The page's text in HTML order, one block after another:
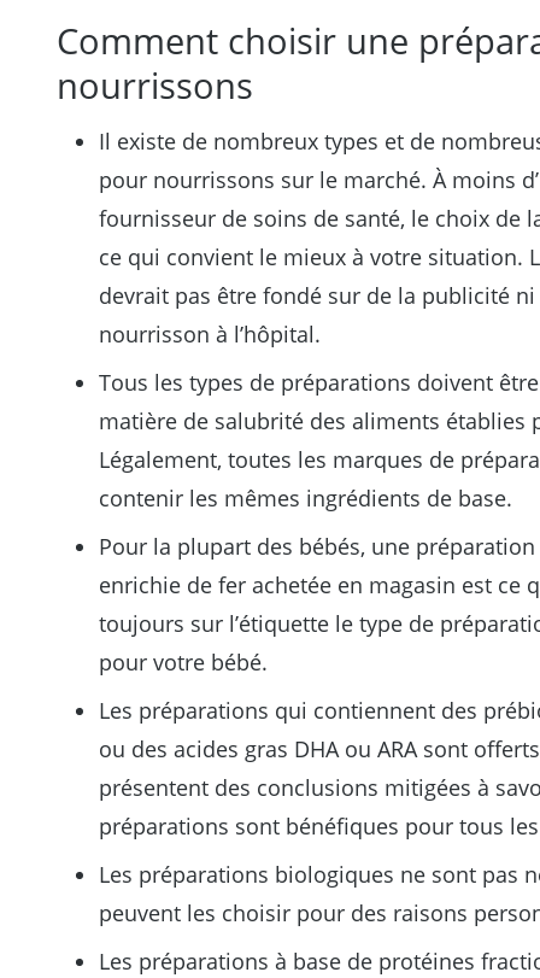
Comment choisir une
nourrissons
Il existe de nombreux types et de
pour nourrissons sur le marché. À moins
fournisseur de soins de santé, le choix de
ce qui convient le mieux à votre situation.
devrait pas être fondé sur de la publicité ni
nourrisson à l’hôpital.
Tous les types de préparations doivent
matière de salubrité des aliments établies
Légalement, toutes les marques de
contenir les mêmes ingrédients de base.
Pour la plupart des bébés, une
enrichie de fer achetée en magasin est ce
toujours sur l’étiquette le type de
pour votre bébé.
Les préparations qui contiennent des
ou des acides gras DHA ou ARA sont
présentent des conclusions mitigées à
préparations sont bénéfiques pour tous
Les préparations biologiques ne sont pas
peuvent les choisir pour des raisons
Les préparations à base de protéines